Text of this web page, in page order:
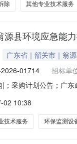
除 其他专业技术服务
源县环境应急能
广东省｜韶关市｜翁
01714 招标单
|；采购计划公告；广
六、需求时间七
02 10:38
技术服务 环保监测设